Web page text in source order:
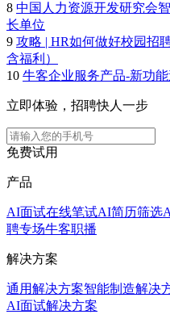
8 中国人力资源开发研究会
长单位
9 攻略 | HR如何做好校园招
含福利）
10 牛客企业服务产品-新功
立即体验，招聘快人一步
免费试用
产品
AI面试在线笔试AI简历筛选
聘专场牛客职播
解决方案
通用解决方案智能制造解决
AI面试解决方案